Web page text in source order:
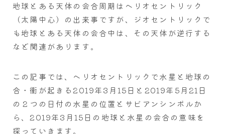
地球とある天体の会合周期はヘリオセントリック
（太陽中心）の出来事ですが、ジオセントリックで
も地球とある天体の会合中は、その天体が逆行する
など関連があります。
この記事では、ヘリオセントリックで水星と地球の
合・衝が起きる2019年3月15日と2019年5月21日
の２つの日付の水星の位置とサビアンシンボルか
ら、2019年3月15日の地球と水星の会合の意味を
探っていきます。